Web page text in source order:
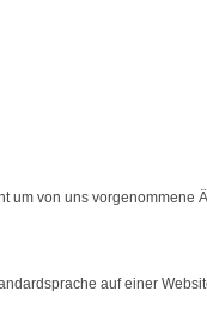
von uns vorgenommene
auf einer